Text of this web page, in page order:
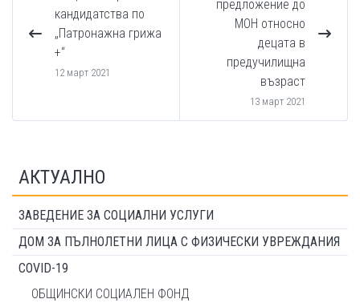
кандидатства по
„Патронажна грижа
+“
12 март 2021
предложение до
МОН относно
децата в
предучилищна
възраст
13 март 2021
АКТУАЛНО
ЗАВЕДЕНИЕ ЗА СОЦИАЛНИ УСЛУГИ
ДОМ ЗА ПЪЛНОЛЕТНИ ЛИЦА С ФИЗИЧЕСКИ УВРЕЖДАНИЯ
COVID-19
ОБЩИНСКИ СОЦИАЛЕН ФОНД